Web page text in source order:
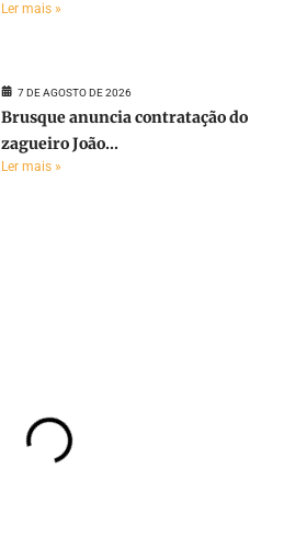
Ler mais »
7 DE AGOSTO DE 2026
Brusque anuncia contratação do
zagueiro João...
Ler mais »